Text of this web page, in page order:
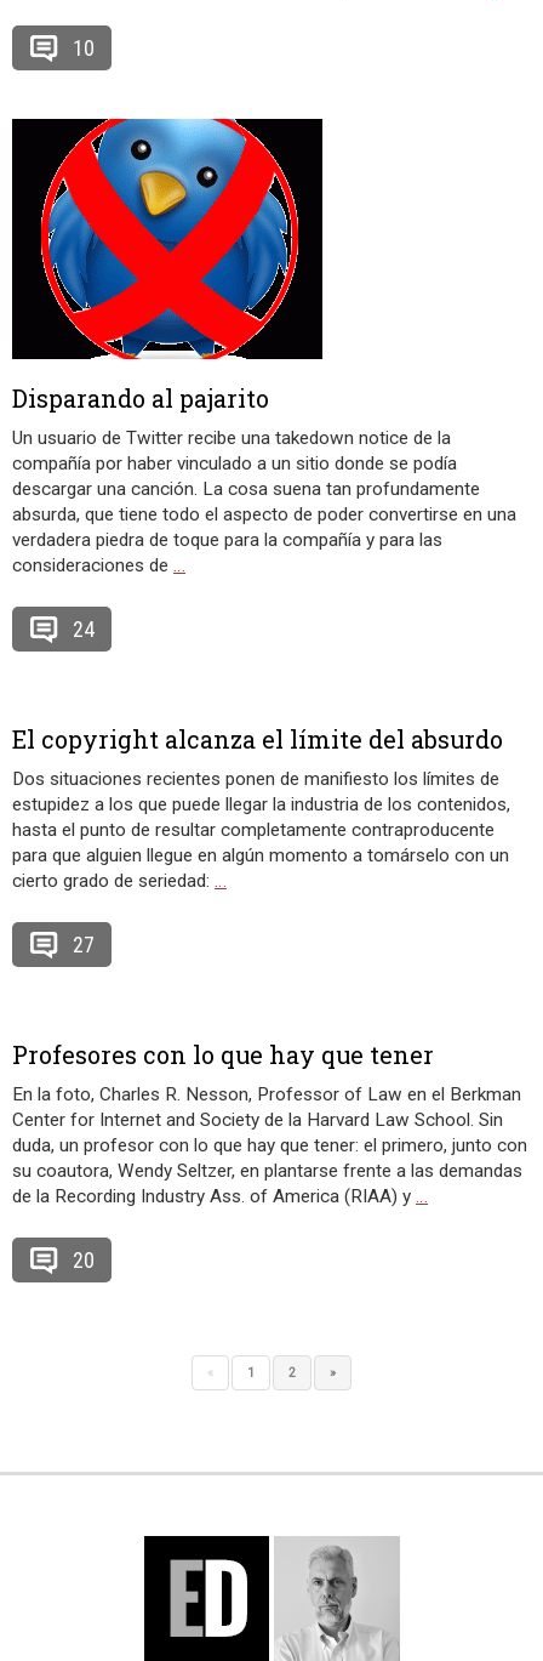
10
Disparando al pajarito
Un usuario de Twitter recibe una takedown notice de la
compañía por haber vinculado a un sitio donde se podía
descargar una canción. La cosa suena tan profundamente
absurda, que tiene todo el aspecto de poder convertirse en una
verdadera piedra de toque para la compañía y para las
consideraciones de …
24
El copyright alcanza el límite del absurdo
Dos situaciones recientes ponen de manifiesto los límites de
estupidez a los que puede llegar la industria de los contenidos,
hasta el punto de resultar completamente contraproducente
para que alguien llegue en algún momento a tomárselo con un
cierto grado de seriedad: …
27
Profesores con lo que hay que tener
En la foto, Charles R. Nesson, Professor of Law en el Berkman
Center for Internet and Society de la Harvard Law School. Sin
duda, un profesor con lo que hay que tener: el primero, junto con
su coautora, Wendy Seltzer, en plantarse frente a las demandas
de la Recording Industry Ass. of America (RIAA) y …
20
« 1 2 »